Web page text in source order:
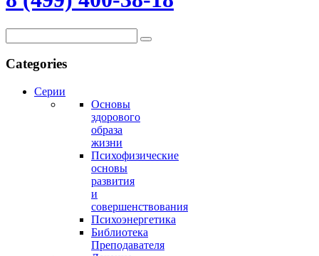
Categories
Серии
Основы
здорового
образа
жизни
Психофизические
основы
развития
и
совершенствования
Психоэнергетика
Библиотека
Преподавателя